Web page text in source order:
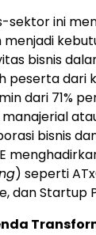
sektor ini
menjadi
bisnis
peserta dari
dari 71%
bisnis
) seperti
dan Startup